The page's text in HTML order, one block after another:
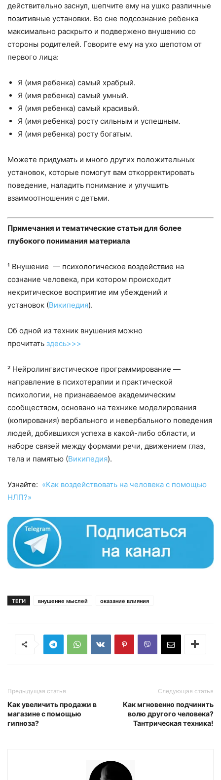
действительно заснул, шепчите ему на ушко различные
позитивные установки. Во сне подсознание ребенка
максимально раскрыто и подвержено внушению со
стороны родителей. Говорите ему на ухо шепотом от
первого лица:
Я (имя ребенка) самый храбрый.
Я (имя ребенка) самый умный.
Я (имя ребенка) самый красивый.
Я (имя ребенка) росту сильным и успешным.
Я (имя ребенка) росту богатым.
Можете придумать и много других положительных
установок, которые помогут вам откорректировать
поведение, наладить понимание и улучшить
взаимоотношения с детьми.
Примечания и тематические статьи для более
глубокого понимания материала
¹ Внушение — психологическое воздействие на
сознание человека, при котором происходит
некритическое восприятие им убеждений и
установок (Википедия).
Об одной из техник внушения можно
прочитать здесь>>>
² Нейролингвистическое программирование —
направление в психотерапии и практической
психологии, не признаваемое академическим
сообществом, основано на технике моделирования
(копирования) вербального и невербального поведения
людей, добившихся успеха в какой-либо области, и
наборе связей между формами речи, движением глаз,
тела и памятью (Википедия).
Узнайте: «Как воздействовать на человека с помощью
НЛП?»
ТЕГИ внушение мыслей оказание влияния
Предыдущая статья
Как увеличить продажи в
магазине с помощью
гипноза?
Следующая статья
Как мгновенно подчинить
волю другого человека?
Тантрическая техника!